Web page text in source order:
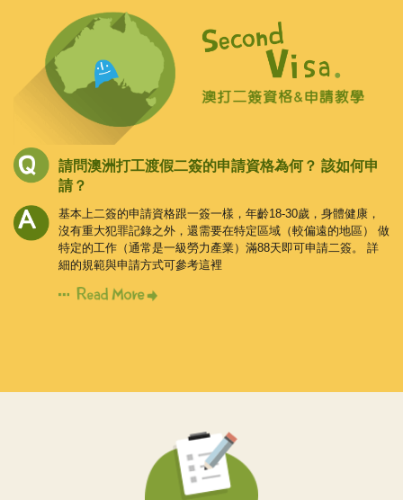
請問澳洲打工渡假二簽的申請資格為何？ 該如何申
請？
基本上二簽的申請資格跟一簽一樣，年齡18-30歲，身體健康，
沒有重大犯罪記錄之外，還需要在特定區域（較偏遠的地區）
做
特定的工作（通常是一級勞力產業）滿88天即可申請二簽。
詳
細的規範與申請方式可參考這裡